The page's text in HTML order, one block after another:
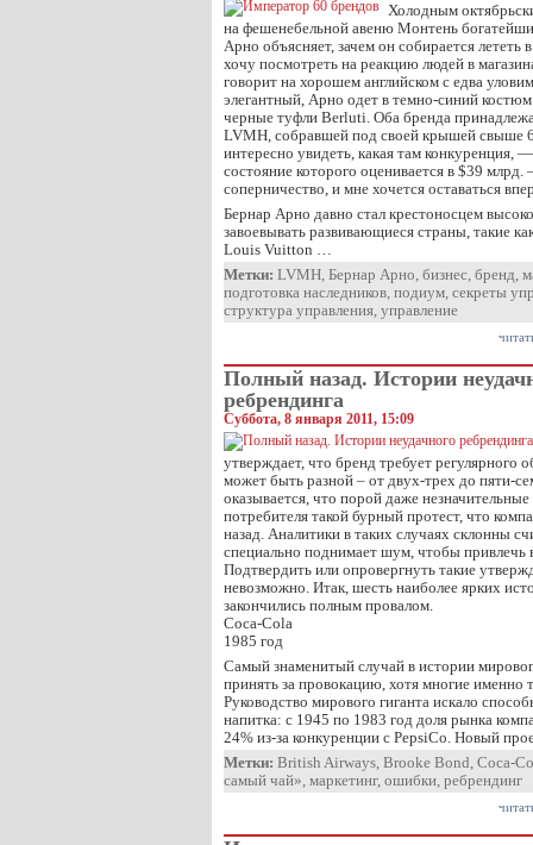
Холодным
на фешенебельной авеню Монтень
Арно объясняет, зачем он собирается
хочу посмотреть на реакцию людей в
говорит на хорошем английском с едва
элегантный, Арно одет в темно-синий
черные туфли Berluti. Оба бренда
LVMH, собравшей под своей крышей свыше
интересно увидеть, какая там конкуренция,
состояние которого оценивается в $39
соперничество, и мне хочется оставаться
Бернар Арно давно стал крестоносцем
завоевывать развивающиеся страны, такие
Louis Vuitton …
Метки: LVMH, Бернар Арно, бизнес, бренд,
подготовка наследников, подиум, секреты
структура управления, управление
Полный назад. Истории
ребрендинга
Суббота, 8 января 2011, 15:09
утверждает, что бренд требует регулярного
может быть разной – от двух-трех до пяти-
оказывается, что порой даже
потребителя такой бурный протест, что
назад. Аналитики в таких случаях склонны
специально поднимает шум, чтобы привлечь
Подтвердить или опровергнуть такие
невозможно. Итак, шесть наиболее ярких
закончились полным провалом.
Coca-Cola
1985 год
Самый знаменитый случай в истории
принять за провокацию, хотя многие именно
Руководство мирового гиганта искало
напитка: с 1945 по 1983 год доля рынка
24% из-за конкуренции с PepsiCo. Новый
Метки: British Airways, Brooke Bond, Coca-
самый чай», маркетинг, ошибки, ребрендинг